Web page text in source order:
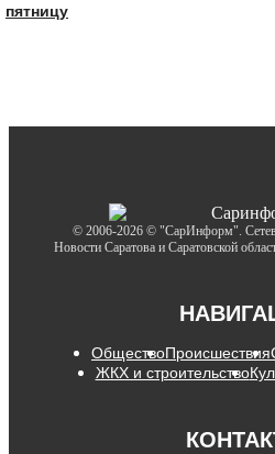
пятницу
© 2006-2026 © "СарИнформ".
Новости Саратова и Саратовской
ОбществоПроисшествия
ЖКХ и строительство